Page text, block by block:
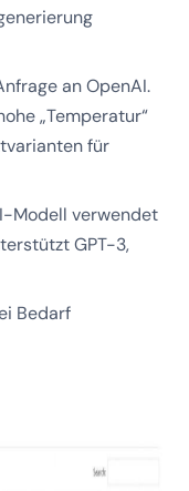
an OpenAI.
„Temperatur“
für
Modell verwendet
GPT-3,
Bedarf